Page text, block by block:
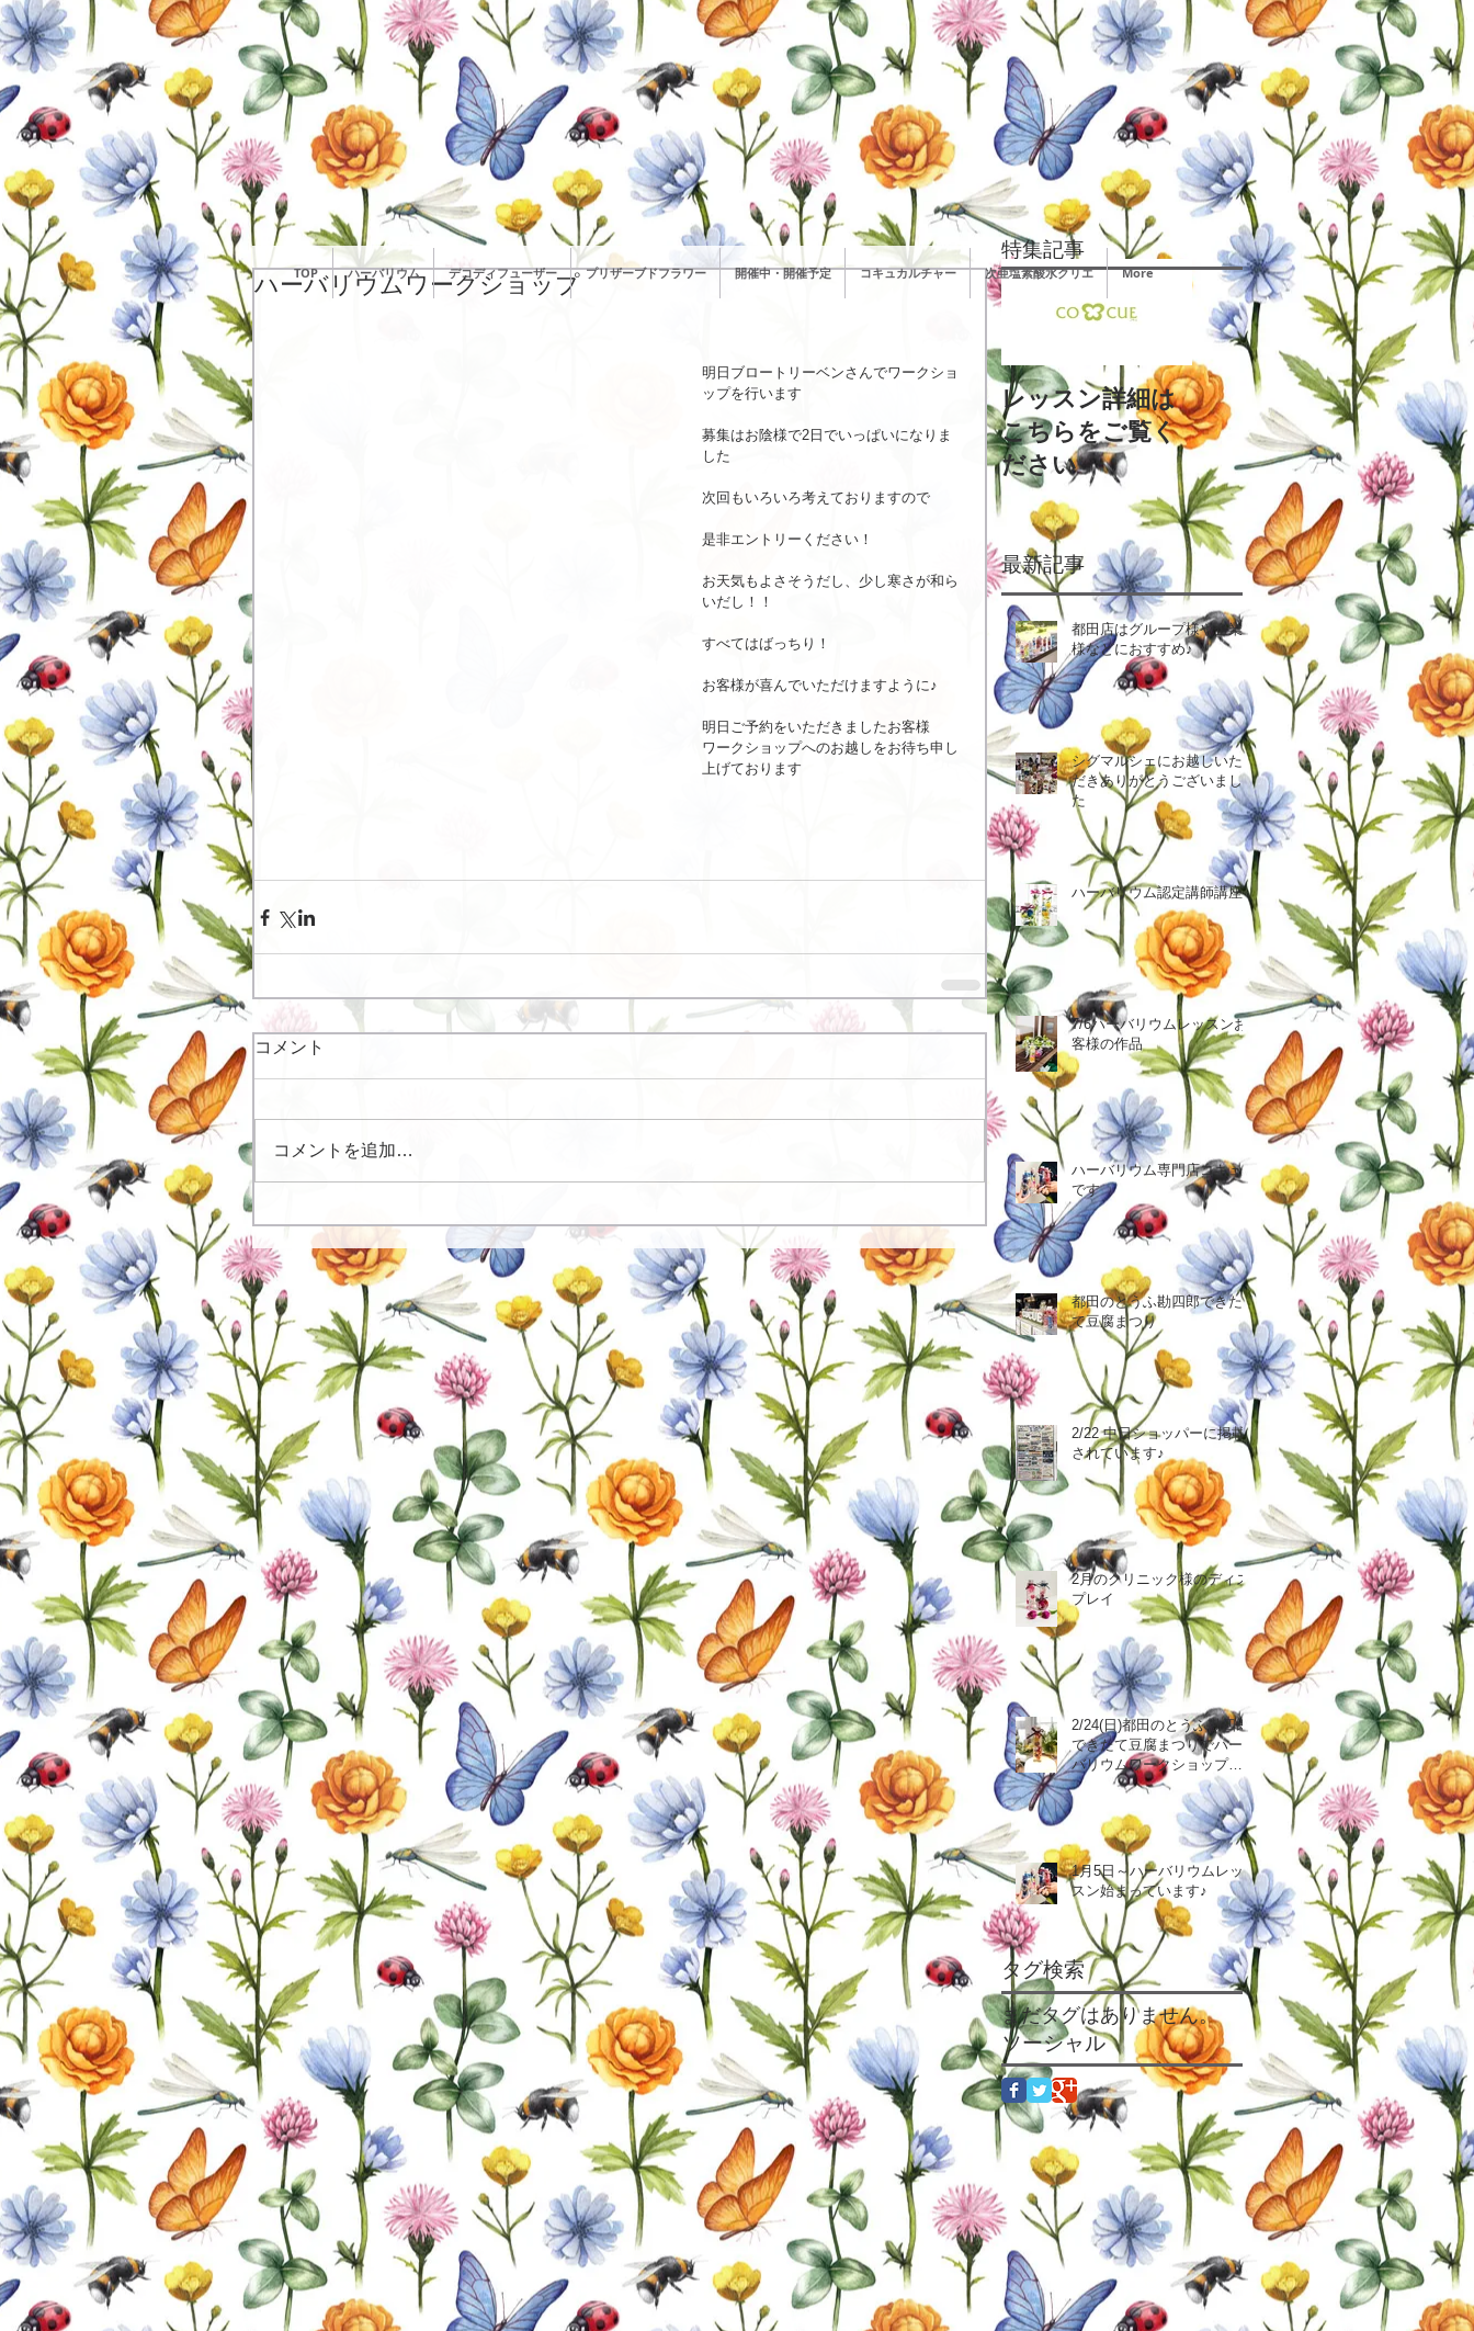
ハーバリウムワークショップ
明日ブロートリーベンさんでワークショ
ップを行います
募集はお陰様で2日でいっぱいになりま
した
次回もいろいろ考えておりますので
是非エントリーください！
お天気もよさそうだし、少し寒さが和ら
いだし！！
すべてはばっちり！
お客様が喜んでいただけますように♪
明日ご予約をいただきましたお客様
ワークショップへのお越しをお待ち申し
上げております
コメント
コメントを追加…
特集記事
レッスン詳細は
こちらをご覧く
ださい
最新記事
都田店はグループ様や企業
様などにおすすめ♪
シグマルシェにお越しいた
だきありがとうございまし
た
ハーバリウム認定講師講座
7/6ハーバリウムレッスンお
客様の作品
ハーバリウム専門店コキュ
です
都田のとうふ勘四郎できた
て豆腐まつり
2/22 中日ショッパーに掲載
されています♪
2月のクリニック様のディス
プレイ
2/24(日)都田のとうふ勘四郎
できたて豆腐まつりでハー
バリウムワークショップ出
店のお知らせ
1月5日～ハーバリウムレッ
スン始まっています♪
タグ検索
まだタグはありません。
ソーシャル
TOP ハーバリウム デコディフューザー プリザーブドフラワー 開催中・開催予定 コキュカルチャー 次亜塩素酸水クリエ More